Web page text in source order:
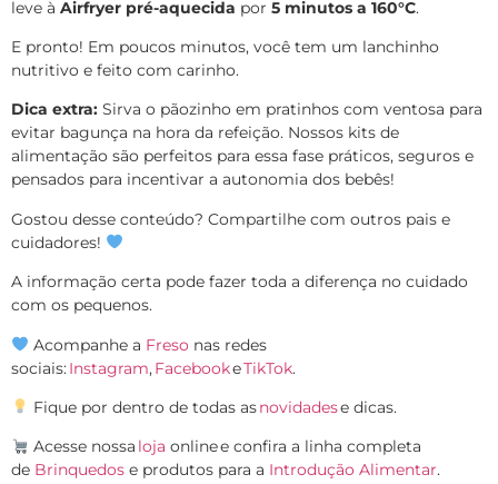
leve à Airfryer pré-aquecida por 5 minutos a 160°C.
E pronto! Em poucos minutos, você tem um lanchinho
nutritivo e feito com carinho.
Dica extra: Sirva o pãozinho em pratinhos com ventosa para
evitar bagunça na hora da refeição. Nossos kits de
alimentação são perfeitos para essa fase práticos, seguros e
pensados para incentivar a autonomia dos bebês!
Gostou desse conteúdo? Compartilhe com outros pais e
cuidadores!
A informação certa pode fazer toda a diferença no cuidado
com os pequenos.
Acompanhe a Freso nas redes
sociais:Instagram,FacebookeTikTok.
Fique por dentro de todas asnovidadese dicas.
Acesse nossa loja online e confira a linha completa
de Brinquedos e produtos para a Introdução Alimentar.